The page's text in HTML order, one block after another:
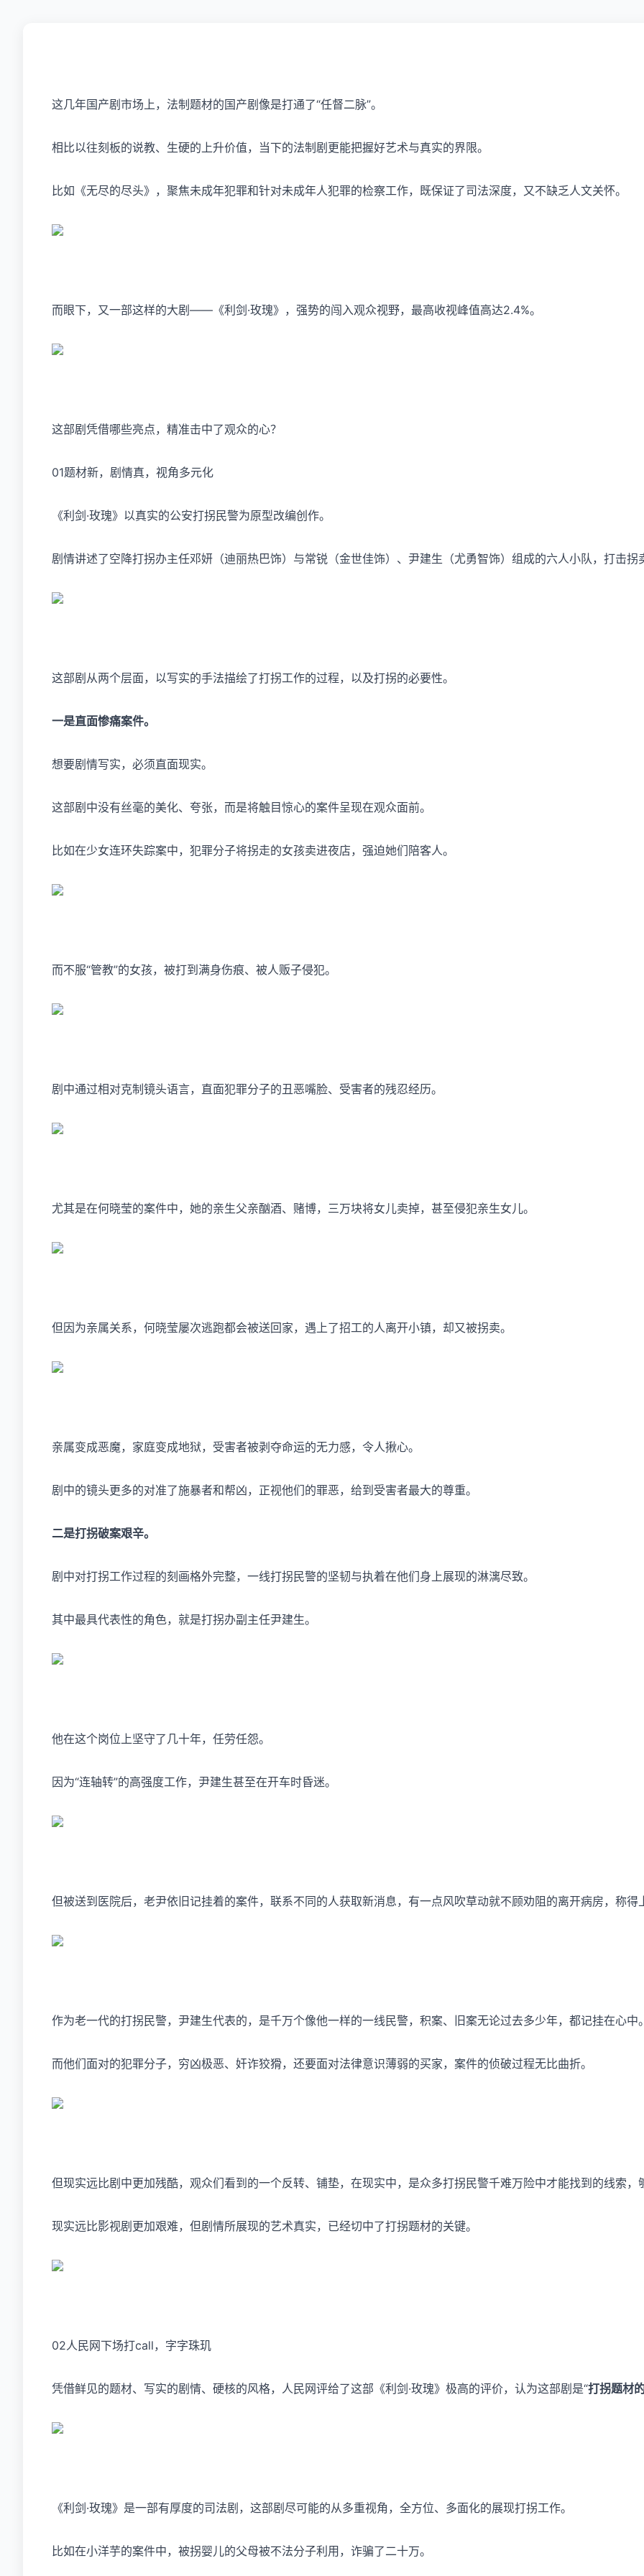
这几年国产剧市场上，法制题材的国产剧像是打通了“任督二脉”。
相比以往刻板的说教、生硬的上升价值，当下的法制剧更能把握好艺术与真实的界限。
比如《无尽的尽头》，聚焦未成年犯罪和针对未成年人犯罪的检察工作，既保证了司法深度，又不缺乏人文关怀。
而眼下，又一部这样的大剧——《利剑·玫瑰》，强势的闯入观众视野，最高收视峰值高达2.4%。
这部剧凭借哪些亮点，精准击中了观众的心？
01题材新，剧情真，视角多元化
《利剑·玫瑰》以真实的公安打拐民警为原型改编创作。
剧情讲述了空降打拐办主任邓妍（迪丽热巴饰）与常锐（金世佳饰）、尹建生（尤勇智饰）组成的六人小队，打击拐
这部剧从两个层面，以写实的手法描绘了打拐工作的过程，以及打拐的必要性。
一是直面惨痛案件。
想要剧情写实，必须直面现实。
这部剧中没有丝毫的美化、夸张，而是将触目惊心的案件呈现在观众面前。
比如在少女连环失踪案中，犯罪分子将拐走的女孩卖进夜店，强迫她们陪客人。
而不服“管教”的女孩，被打到满身伤痕、被人贩子侵犯。
剧中通过相对克制镜头语言，直面犯罪分子的丑恶嘴脸、受害者的残忍经历。
尤其是在何晓莹的案件中，她的亲生父亲酗酒、赌博，三万块将女儿卖掉，甚至侵犯亲生女儿。
但因为亲属关系，何晓莹屡次逃跑都会被送回家，遇上了招工的人离开小镇，却又被拐卖。
亲属变成恶魔，家庭变成地狱，受害者被剥夺命运的无力感，令人揪心。
剧中的镜头更多的对准了施暴者和帮凶，正视他们的罪恶，给到受害者最大的尊重。
二是打拐破案艰辛。
剧中对打拐工作过程的刻画格外完整，一线打拐民警的坚韧与执着在他们身上展现的淋漓尽致。
其中最具代表性的角色，就是打拐办副主任尹建生。
他在这个岗位上坚守了几十年，任劳任怨。
因为“连轴转”的高强度工作，尹建生甚至在开车时昏迷。
但被送到医院后，老尹依旧记挂着的案件，联系不同的人获取新消息，有一点风吹草动就不顾劝阻的离开病房，称得
作为老一代的打拐民警，尹建生代表的，是千万个像他一样的一线民警，积案、旧案无论过去多少年，都记挂在心中。
而他们面对的犯罪分子，穷凶极恶、奸诈狡猾，还要面对法律意识薄弱的买家，案件的侦破过程无比曲折。
但现实远比剧中更加残酷，观众们看到的一个反转、铺垫，在现实中，是众多打拐民警千难万险中才能找到的线索，
现实远比影视剧更加艰难，但剧情所展现的艺术真实，已经切中了打拐题材的关键。
02人民网下场打call，字字珠玑
凭借鲜见的题材、写实的剧情、硬核的风格，人民网评给了这部《利剑·玫瑰》极高的评价，认为这部剧是“打拐题材
《利剑·玫瑰》是一部有厚度的司法剧，这部剧尽可能的从多重视角，全方位、多面化的展现打拐工作。
比如在小洋芋的案件中，被拐婴儿的父母被不法分子利用，诈骗了二十万。